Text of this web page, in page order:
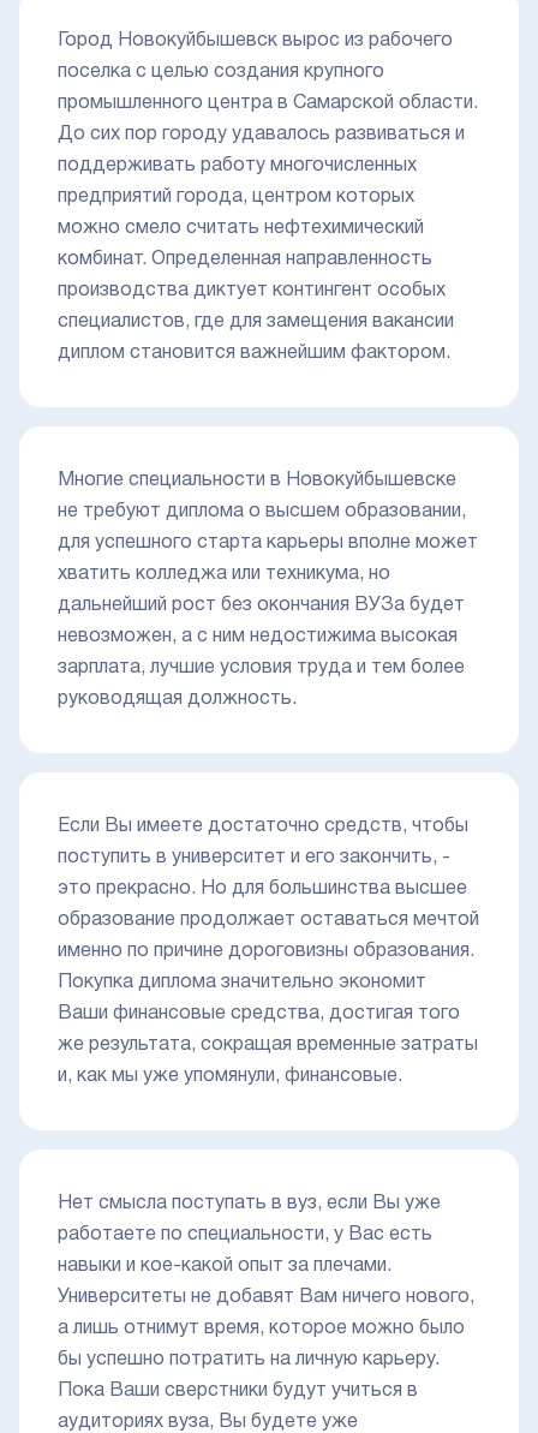
Город Новокуйбышевск вырос из рабочего
поселка с целью создания крупного
промышленного центра в Самарской области.
До сих пор городу удавалось развиваться и
поддерживать работу многочисленных
предприятий города, центром которых
можно смело считать нефтехимический
комбинат. Определенная направленность
производства диктует контингент особых
специалистов, где для замещения вакансии
диплом становится важнейшим фактором.
Многие специальности в Новокуйбышевске
не требуют диплома о высшем образовании,
для успешного старта карьеры вполне может
хватить колледжа или техникума, но
дальнейший рост без окончания ВУЗа будет
невозможен, а с ним недостижима высокая
зарплата, лучшие условия труда и тем более
руководящая должность.
Если Вы имеете достаточно средств, чтобы
поступить в университет и его закончить, -
это прекрасно. Но для большинства высшее
образование продолжает оставаться мечтой
именно по причине дороговизны образования.
Покупка диплома значительно экономит
Ваши финансовые средства, достигая того
же результата, сокращая временные затраты
и, как мы уже упомянули, финансовые.
Нет смысла поступать в вуз, если Вы уже
работаете по специальности, у Вас есть
навыки и кое-какой опыт за плечами.
Университеты не добавят Вам ничего нового,
а лишь отнимут время, которое можно было
бы успешно потратить на личную карьеру.
Пока Ваши сверстники будут учиться в
аудиториях вуза, Вы будете уже